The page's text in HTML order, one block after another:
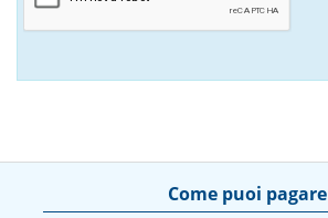
Come puoi pagare